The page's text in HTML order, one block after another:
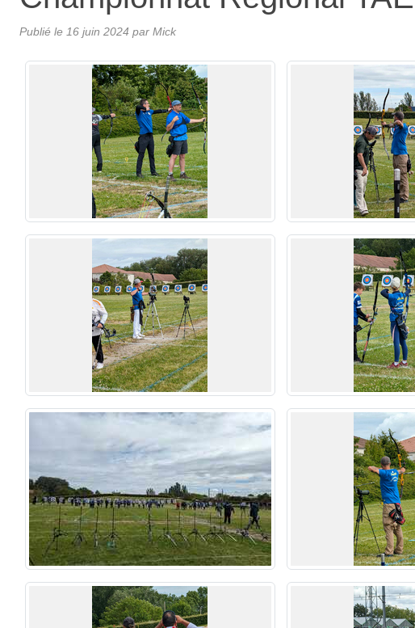
Publié le 16 juin 2024 par Mick